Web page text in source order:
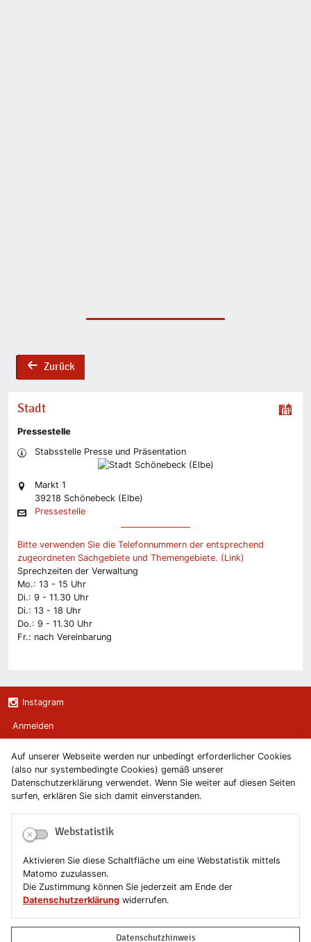
Auf unserer Webseite werden nur unbedingt erforderlicher Cookies
(also nur systembedingte Cookies) gemäß unserer
Datenschutzerklärung verwendet. Wenn Sie weiter auf diesen Seiten
surfen, erklären Sie sich damit einverstanden.
Webstatistik
Aktivieren Sie diese Schaltfläche um eine Webstatistik mittels
Matomo zuzulassen.
Die Zustimmung können Sie jederzeit am Ende der
Datenschutzerklärung widerrufen.
Datenschutzhinweis
backZurück
Stadt
Pressestelle
Stabsstelle Presse und Präsentation
Markt 1
39218 Schönebeck (Elbe)
Pressestelle
Bitte verwenden Sie die Telefonnummern der entsprechend
zugeordneten Sachgebiete und Themengebiete. (Link)
Sprechzeiten der Verwaltung
Mo.: 13 - 15 Uhr
Di.: 9 - 11.30 Uhr
Di.: 13 - 18 Uhr
Do.: 9 - 11.30 Uhr
Fr.: nach Vereinbarung
Instagram
Anmelden
Kontakt
Newsletter
Datenschutzerklärung